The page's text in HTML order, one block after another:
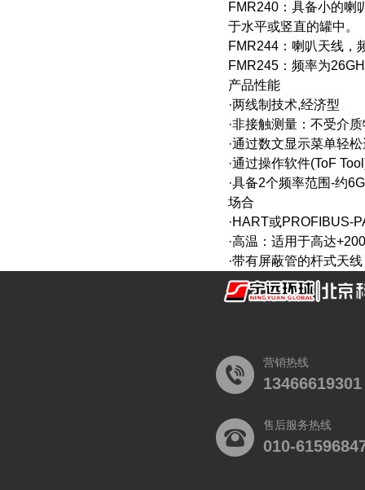
FMR240：具备小的喇
于水平或竖直的罐中。
FMR244：喇叭天线，
FMR245：频率为
产品性能
·两线制技术,经济型
·非接触测量：不受介
·通过数文显示菜单轻
·通过操作软件(ToF
·具备2个频率范围-约
场合
·HART或PROFIBUS-
·高温：适用于高达
·带有屏蔽管的杆式天
营销热线
13466619301
售后服务热线
010-